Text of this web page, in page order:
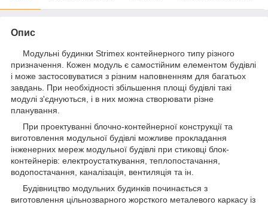
Опис
Модульні будинки Strimex контейнерного типу різного
призначення. Кожен модуль є самостійним елементом будівлі
і може застосовуватися з різним наповненням для багатьох
завдань. При необхідності збільшення площі будівлі такі
модулі з'єднуються, і в них можна створювати різне
планування.
При проектуванні блочно-контейнерної конструкції та
виготовлення модульної будівлі можливе прокладання
інженерних мереж модульної будівлі при стиковці блок-
контейнерів: електроустаткування, теплопостачання,
водопостачання, каналізація, вентиляція та ін.
Будівництво модульних будинків починається з
виготовлення цільнозварного жорсткого металевого каркасу із